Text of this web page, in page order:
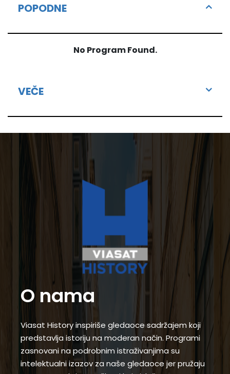
POPODNE
No Program Found.
VEČE
O nama
Viasat History inspiriše gledaoce sadržajem koji
predstavlja istoriju na moderan način. Programi
zasnovani na podrobnim istraživanjima su
intelektualni izazov za naše gledaoce jer pružaju